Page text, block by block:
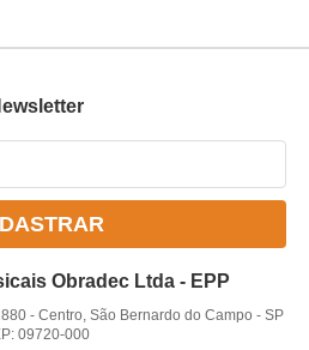
Obradec Ltda - EPP
-Centro, São Bernardo do Campo -SP
09720-000